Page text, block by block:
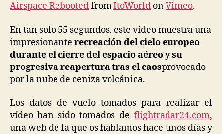
Airspace RebootedfromItoWorld onVimeo.
En tan solo 55 segundos, este vídeo muestra una
impresionante recreación del cielo europeo
durante el cierre del espacio aéreo y su
progresiva reapertura tras el caosprovocado
por la nube de ceniza volcánica.
Los datos de vuelo tomados para realizar el
vídeo han sido tomados de flightradar24.com,
una web de la que os hablamos hace unos días y